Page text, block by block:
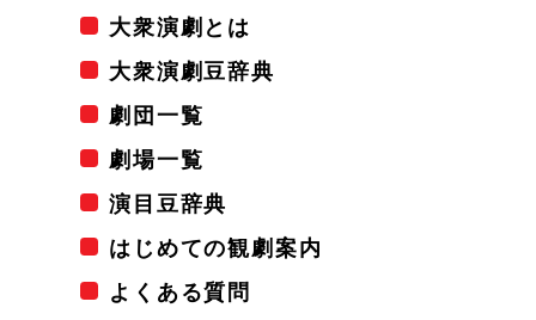
大衆演劇とは
大衆演劇豆辞典
劇団一覧
劇場一覧
演目豆辞典
はじめての観劇案内
よくある質問